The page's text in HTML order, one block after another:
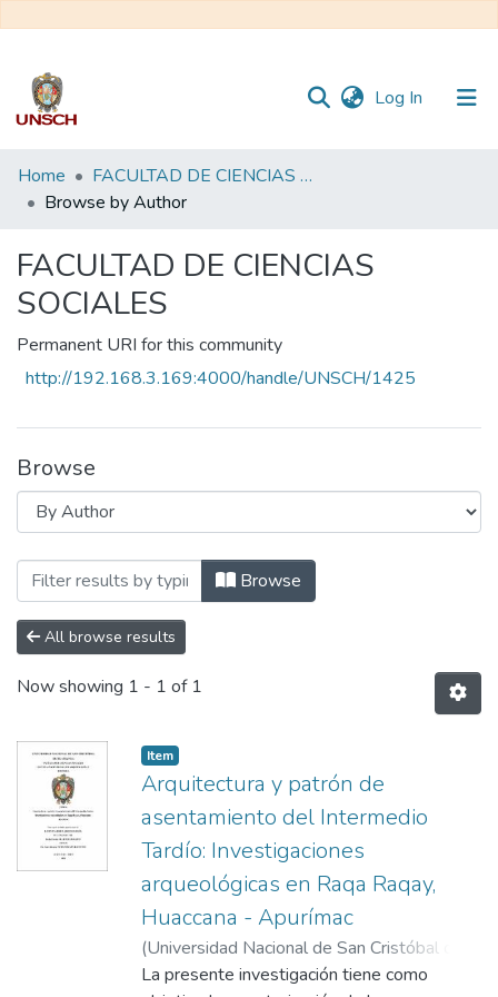
Log In (current)
Communities
&
All of DSpace
Home
FACULTAD DE CIENCIAS SOCIALES
Browse by Author
FACULTAD DE CIENCIAS
SOCIALES
Permanent URI for this community
http://192.168.3.169:4000/handle/UNSCH/1425
Browse
Browsing FACULTAD DE CIENCIAS
Browse
All browse results
Now showing 1 - 1 of 1
Item
Arquitectura y patrón de
asentamiento del Intermedio
Tardío: Investigaciones
arqueológicas en Raqa Raqay,
Huaccana - Apurímac
(Universidad Nacional de San Cristóbal de
Huamanga,2024)Allende Joaquin, Daniel
La presente investigación tiene como